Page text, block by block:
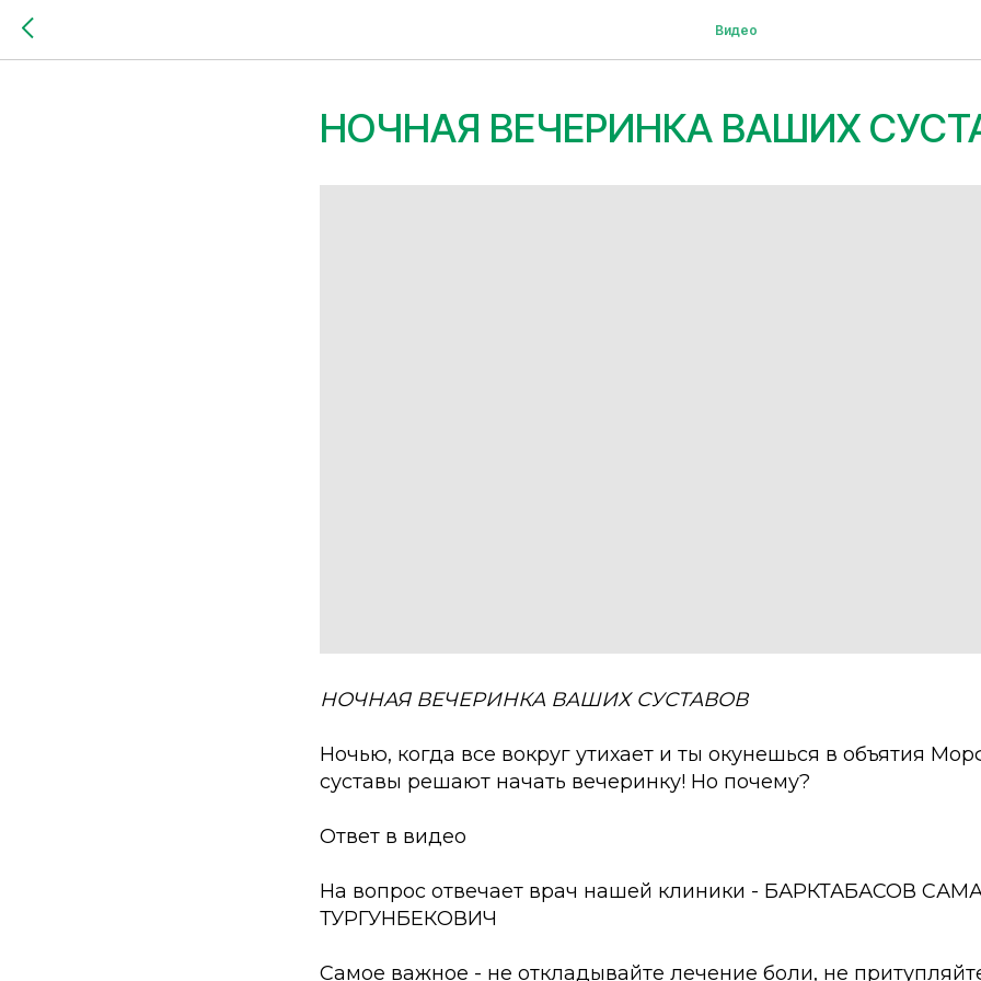
Видео
НОЧНАЯ ВЕЧЕРИНКА ВАШИХ
НОЧНАЯ ВЕЧЕРИНКА ВАШИХ СУСТАВОВ
Ночью, когда все вокруг утихает и ты окунешься в объятия
суставы решают начать вечеринку! Но почему?
Ответ в видео
На вопрос отвечает врач нашей клиники - БАРКТАБАСОВ
ТУРГУНБЕКОВИЧ
Самое важное - не откладывайте лечение боли, не